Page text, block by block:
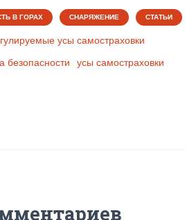
В ГОРАХ СНАРЯЖЕНИЕ СТАТЬИ
усы самостраховки
безопасности усы самостраховки